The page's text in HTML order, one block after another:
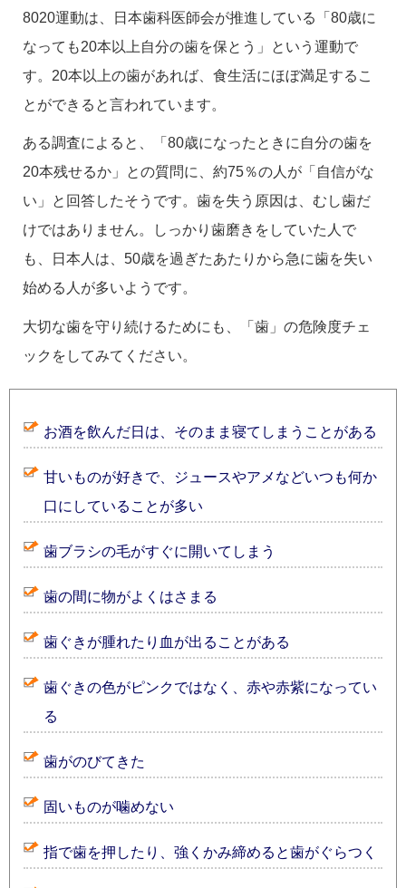
8020運動は、日本歯科医師会が推進している「80歳に
なっても20本以上自分の歯を保とう」という運動で
す。20本以上の歯があれば、食生活にほぼ満足するこ
とができると言われています。
ある調査によると、「80歳になったときに自分の歯を
20本残せるか」との質問に、約75％の人が「自信がな
い」と回答したそうです。歯を失う原因は、むし歯だ
けではありません。しっかり歯磨きをしていた人で
も、日本人は、50歳を過ぎたあたりから急に歯を失い
始める人が多いようです。
大切な歯を守り続けるためにも、「歯」の危険度チェ
ックをしてみてください。
お酒を飲んだ日は、そのまま寝てしまうことがある
甘いものが好きで、ジュースやアメなどいつも何か
口にしていることが多い
歯ブラシの毛がすぐに開いてしまう
歯の間に物がよくはさまる
歯ぐきが腫れたり血が出ることがある
歯ぐきの色がピンクではなく、赤や赤紫になってい
る
歯がのびてきた
固いものが噛めない
指で歯を押したり、強くかみ締めると歯がぐらつく